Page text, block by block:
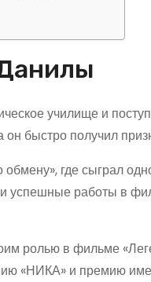
училище и
быстро получил
где сыграл
успешные работы в
ролью в фильме
«НИКА» и премию